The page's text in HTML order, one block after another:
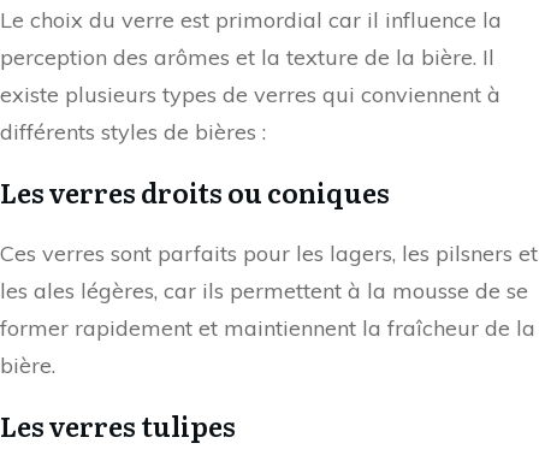
Le choix du verre est primordial car il influence la
perception des arômes et la texture de la bière. Il
existe plusieurs types de verres qui conviennent à
différents styles de bières :
Les verres droits ou coniques
Ces verres sont parfaits pour les lagers, les pilsners et
les ales légères, car ils permettent à la mousse de se
former rapidement et maintiennent la fraîcheur de la
bière.
Les verres tulipes